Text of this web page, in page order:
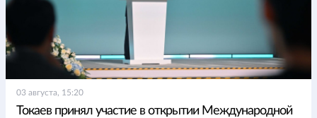
03 августа, 15:20
Токаев принял участие в открытии Международной